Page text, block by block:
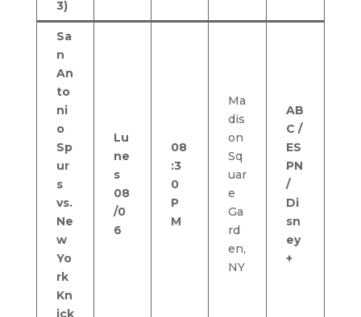
3)
Sa
n
An
to
ni
o
Sp
ur
s
vs.
Ne
w
Yo
rk
Kn
ick
Lu
ne
s
08
/0
6
08
:3
0
P
M
Ma
dis
on
Sq
uar
e
Ga
rd
en,
NY
AB
C /
ES
PN
/
Di
sn
ey
+